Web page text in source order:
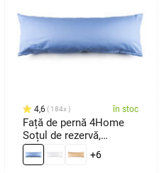
4,6 184x în stoc
Față de pernă 4Home
Soțul de rezervă,
albastru, 50 x 150 cm
+6